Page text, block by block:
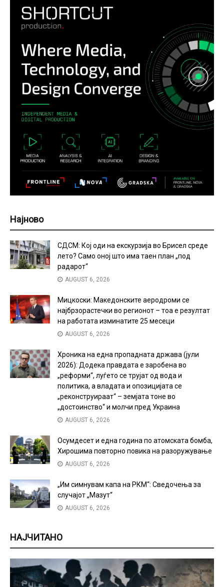
Најново
СДСМ: Кој оди на екскурзија во Брисел среде
лето? Само оној што има таен план „под
радарот“
AUGUST 6, 2026
Мицкоски: Македонските аеродроми се
најбрзорастечки во регионот – тоа е резултат
на работата изминатите 25 месеци
AUGUST 6, 2026
Хроника на една пропадната држава (јули
2026): Додека правдата е заробена во
„реформи“, луѓето се трујат од вода и
политика, а владата и опозицијата се
„реконструираат“ – земјата тоне во
„достоинство“ и молчи пред Украина
AUGUST 6, 2026
Осумдесет и една година по атомската бомба,
Хирошима повторно повика на разоружување
AUGUST 6, 2026
„Им симнувам капа на РКМ“: Сведочења за
случајот „Мазут“
AUGUST 6, 2026
НАЈЧИТАНО